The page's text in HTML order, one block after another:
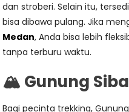
dan stroberi. Selain itu,
bisa dibawa pulang. Jika
Medan, Anda bisa lebih
tanpa terburu waktu.
🏔 Gunung
Bagi pecinta trekking,